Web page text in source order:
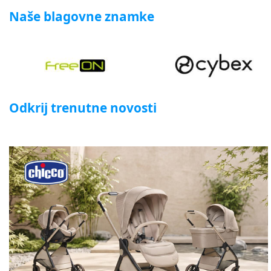
Naše blagovne znamke
Odkrij trenutne novosti